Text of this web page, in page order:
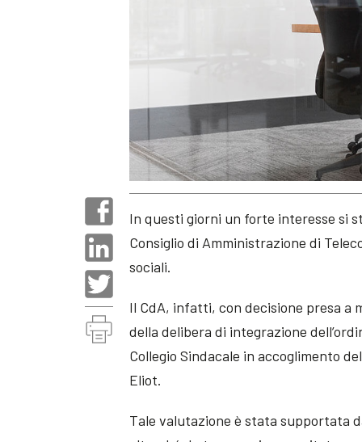
In questi giorni un forte interesse si
Consiglio di Amministrazione di
sociali.
Il CdA, infatti, con decisione presa
della delibera di integrazione
Collegio Sindacale in accoglimento
Eliot.
Tale valutazione è stata supportata